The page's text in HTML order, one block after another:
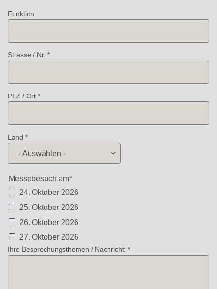
of
Funktion
Strasse / Nr.
PLZ / Ort
Land
Messebesuch am*
24. Oktober 2026
25. Oktober 2026
26. Oktober 2026
27. Oktober 2026
Ihre Besprechungsthemen / Nachricht: